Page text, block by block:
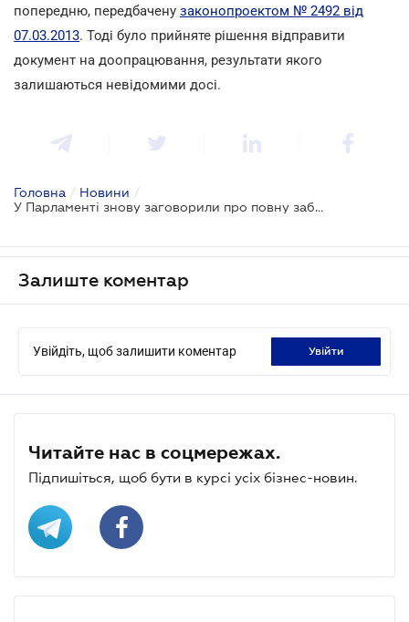
попередню, передбачену законопроектом № 2492 від
07.03.2013. Тоді було прийняте рішення відправити
документ на доопрацювання, результати якого
залишаються невідомими досі.
Головна / Новини /
У Парламенті знову заговорили про повну заборону пальмової олії в харчопромі
Залиште коментар
Увійдіть, щоб залишити коментар увійти
Читайте нас в соцмережах.
Підпишіться, щоб бути в курсі усіх бізнес-новин.